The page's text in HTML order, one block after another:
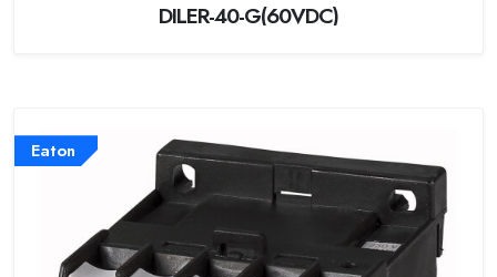
DILER-40-G(60VDC)
Eaton